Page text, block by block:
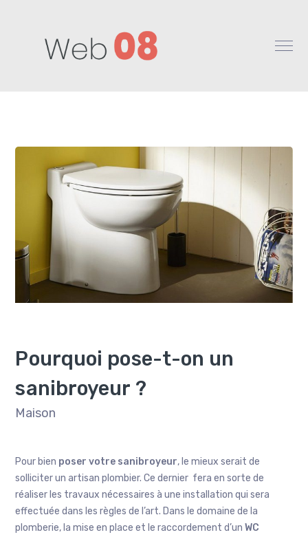
Pourquoi pose-t-on un
sanibroyeur ?
Maison
Pour bien poser votre sanibroyeur, le mieux serait de
solliciter un artisan plombier. Ce dernier fera en sorte de
réaliser les travaux nécessaires à une installation qui sera
effectuée dans les règles de l’art. Dans le domaine de la
plomberie, la mise en place et le raccordement d’unWC